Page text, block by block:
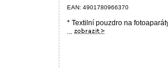
EAN: 4901780966370
* Textilní pouzdro na
...